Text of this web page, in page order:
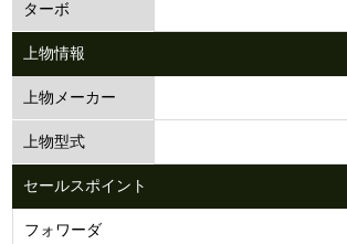
ターボ
上物情報
上物メーカー
上物型式
セールスポイント
フォワーダ